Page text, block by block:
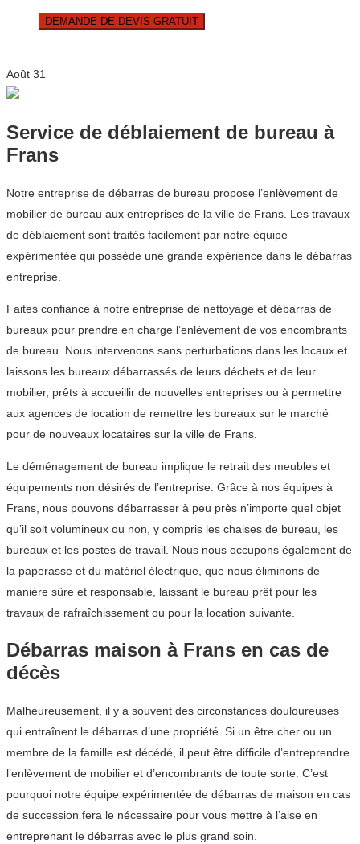
DEMANDE DE DEVIS GRATUIT
Août 31
Service de déblaiement de bureau à
Frans
Notre entreprise de débarras de bureau propose l’enlèvement de
mobilier de bureau aux entreprises de la ville de Frans. Les travaux
de déblaiement sont traités facilement par notre équipe
expérimentée qui possède une grande expérience dans le débarras
entreprise.
Faites confiance à notre entreprise de nettoyage et débarras de
bureaux pour prendre en charge l’enlèvement de vos encombrants
de bureau. Nous intervenons sans perturbations dans les locaux et
laissons les bureaux débarrassés de leurs déchets et de leur
mobilier, prêts à accueillir de nouvelles entreprises ou à permettre
aux agences de location de remettre les bureaux sur le marché
pour de nouveaux locataires sur la ville de Frans.
Le déménagement de bureau implique le retrait des meubles et
équipements non désirés de l’entreprise. Grâce à nos équipes à
Frans, nous pouvons débarrasser à peu près n’importe quel objet
qu’il soit volumineux ou non, y compris les chaises de bureau, les
bureaux et les postes de travail. Nous nous occupons également de
la paperasse et du matériel électrique, que nous éliminons de
manière sûre et responsable, laissant le bureau prêt pour les
travaux de rafraîchissement ou pour la location suivante.
Débarras maison à Frans en cas de
décès
Malheureusement, il y a souvent des circonstances douloureuses
qui entraînent le débarras d’une propriété. Si un être cher ou un
membre de la famille est décédé, il peut être difficile d’entreprendre
l’enlèvement de mobilier et d’encombrants de toute sorte. C’est
pourquoi notre équipe expérimentée de débarras de maison en cas
de succession fera le nécessaire pour vous mettre à l’aise en
entreprenant le débarras avec le plus grand soin.